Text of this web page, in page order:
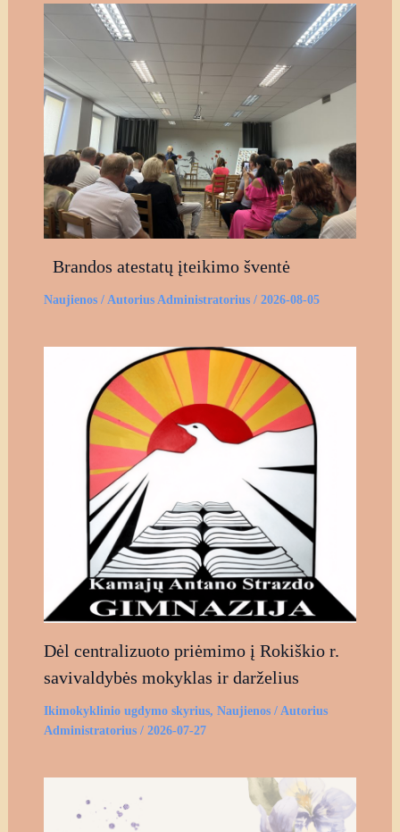
Brandos atestatų įteikimo šventė
Naujienos/ Autorius Administratorius / 2026-08-05
Dėl centralizuoto priėmimo į Rokiškio r.
savivaldybės mokyklas ir darželius
Ikimokyklinio ugdymo skyrius, Naujienos/ Autorius
Administratorius / 2026-07-27